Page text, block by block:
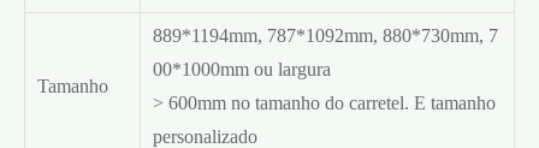
Tamanho
889*1194mm, 787*1092mm, 880*730mm, 7
00*1000mm ou largura
> 600mm no tamanho do carretel. E tamanho
personalizado